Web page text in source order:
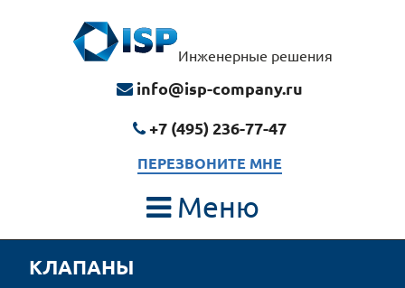
Инженерные решения
info@isp-company.ru
+7 (495) 236-77-47
ПЕРЕЗВОНИТЕ МНЕ
Меню
КЛАПАНЫ